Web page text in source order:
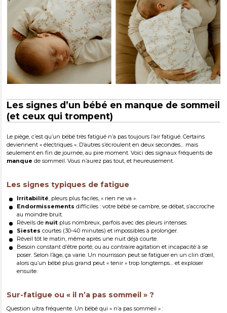
Les signes d’un bébé en manque de sommeil
(et ceux qui trompent)
Le piège, c’est qu’un bébé très fatigué n’a pas toujours l’air fatigué. Certains
deviennent « électriques ». D’autres s’écroulent en deux secondes… mais
seulement en fin de journée, au pire moment. Voici des signaux fréquents de
manque de sommeil. Vous n’aurez pas tout, et heureusement.
Les signes typiques de fatigue
Irritabilité, pleurs plus faciles, « rien ne va ».
Endormissements difficiles : votre bébé se cambre, se débat, s’accroche
au moindre bruit.
Réveils de nuit plus nombreux, parfois avec des pleurs intenses.
Siestes courtes (30-40 minutes) et impossibles à prolonger.
Réveil tôt le matin, même après une nuit déjà courte.
Besoin constant d’être porté, ou au contraire agitation et incapacité à se
poser. Selon l’âge, ça varie. Un nourrisson peut se fatiguer en un clin d’œil,
alors qu’un bébé plus grand peut « tenir » trop longtemps… et exploser
ensuite.
Sur-fatigue ou « il n’a pas sommeil » ?
Question ultra fréquente. Un bébé qui « n’a pas sommeil » :